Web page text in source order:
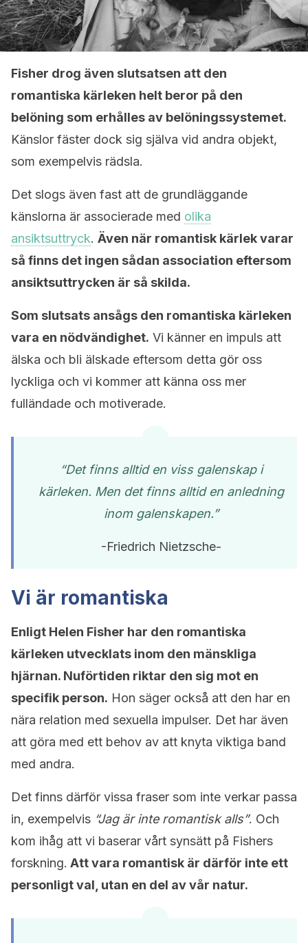
Fisher drog även slutsatsen att den
romantiska kärleken helt beror på den
belöning som erhålles av belöningssystemet.
Känslor fäster dock sig själva vid andra objekt,
som exempelvis rädsla.
Det slogs även fast att de grundläggande
känslorna är associerade med olika
ansiktsuttryck. Även när romantisk kärlek varar
så finns det ingen sådan association eftersom
ansiktsuttrycken är så skilda.
Som slutsats ansågs den romantiska kärleken
vara en nödvändighet. Vi känner en impuls att
älska och bli älskade eftersom detta gör oss
lyckliga och vi kommer att känna oss mer
fulländade och motiverade.
“Det finns alltid en viss galenskap i
kärleken. Men det finns alltid en anledning
inom galenskapen.”
-Friedrich Nietzsche-
Vi är romantiska
Enligt Helen Fisher har den romantiska
kärleken utvecklats inom den mänskliga
hjärnan. Nuförtiden riktar den sig mot en
specifik person. Hon säger också att den har en
nära relation med sexuella impulser. Det har även
att göra med ett behov av att knyta viktiga band
med andra.
Det finns därför vissa fraser som inte verkar passa
in, exempelvis “Jag är inte romantisk alls”. Och
kom ihåg att vi baserar vårt synsätt på Fishers
forskning. Att vara romantisk är därför inte ett
personligt val, utan en del av vår natur.